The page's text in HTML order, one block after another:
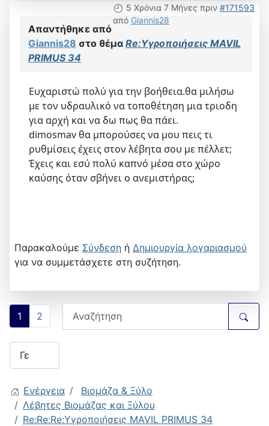
5 Χρόνια 7 Μήνες πριν #171593
από Giannis28
Απαντήθηκε από
Giannis28 στο θέμα Re:Υγροποιήσεις MAVIL
PRIMUS 34
Ευχαριστώ πολύ για την βοήθεια.θα μιλήσω
με τον υδραυλικό να τοποθέτηση μια τριοδη
για αρχή και να δω πως θα πάει.
dimosmav θα μπορούσες να μου πεις τι
ρυθμίσεις έχεις στον λέβητα σου με πέλλετ;
Έχεις και εσύ πολύ καπνό μέσα στο χώρο
καύσης όταν σβήνει ο ανεμιστήρας;
Παρακαλούμε Σύνδεση ή Δημιουργία λογαριασμού
για να συμμετάσχετε στη συζήτηση.
1 2
Ενέργεια
Βιομάζα & Ξύλο
Λέβητες Βιομάζας και Ξύλου
Re:Re:Re:Υγροποιήσεις MAVIL PRIMUS 34